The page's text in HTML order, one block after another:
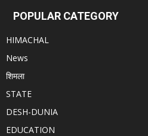
POPULAR CATEGORY
HIMACHAL
News
शिमला
STATE
DESH-DUNIA
EDUCATION